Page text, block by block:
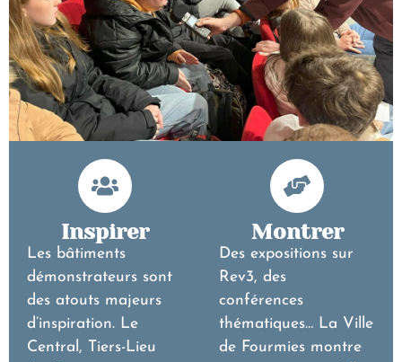
Inspirer
Les bâtiments
démonstrateurs sont
des atouts majeurs
d’inspiration. Le
Central, Tiers-Lieu
Montrer
Des expositions sur
Rev3, des
conférences
thématiques… La Ville
de Fourmies montre